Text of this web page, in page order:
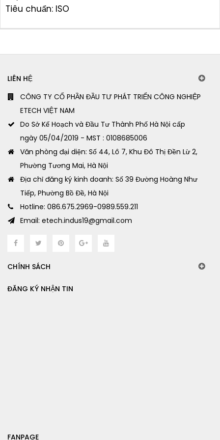
Tiêu chuẩn: ISO
LIÊN HỆ
CÔNG TY CỔ PHẦN ĐẦU TƯ PHÁT TRIỂN CÔNG NGHIỆP
ETECH VIỆT NAM
Do Sở Kế Hoạch và Đầu Tư Thành Phố Hà Nội cấp
ngày 05/04/2019 - MST : 0108685006
Văn phòng đại diện: Số 44, Lô 7, Khu Đô Thị Đền Lừ 2,
Phường Tương Mai, Hà Nội
Địa chỉ đăng ký kinh doanh: Số 39 Đường Hoàng Như
Tiếp, Phường Bồ Đề, Hà Nội
Hotline: 086.675.2969-0989.559.211
Email: etech.indus19@gmail.com
CHÍNH SÁCH
ĐĂNG KÝ NHẬN TIN
FANPAGE